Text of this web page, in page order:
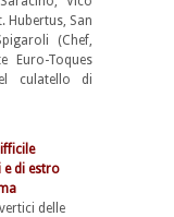
Hubertus, San
(Chef,
Euro-Toques
culatello di
e di estro
delle